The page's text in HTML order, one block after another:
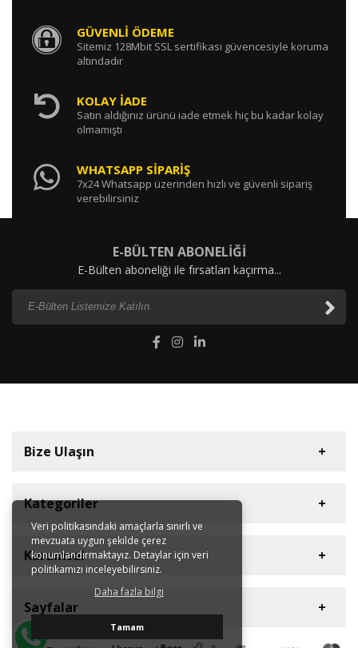
Veri politikasındaki amaçlarla sınırlı ve
mevzuata uygun şekilde çerez
konumlandırmaktayız. Detaylar için veri
politikamızı inceleyebilirsiniz.
Daha fazla bilgi
Tamam
GÜVENLİ ÖDEME
Sitemiz 128Mbit SSL sertifikası güvencesiyle koruma
altındadır
KOLAY İADE
Satın aldığınız ürünü iade etmek hiç bu kadar kolay
olmamıştı
WHATSAPP SİPARİŞ
7x24 Whatsapp üzerinden hızlı ve güvenli sipariş
verebilirsiniz
E-BÜLTEN ABONELİĞİ
E-Bülten aboneliği ile fırsatları kaçırma...
Bize Ulaşın
Müşteri Hizmetleri
+90 212 613 41 42
E-Posta Adresi
info@hugepump.com
Kategoriler
Diyaframlı Pompalar
Dişli Pompalar
Plastik Asit Pompaları
Dozaj Pompaları
Blower
Kurumsal
Sertifikalar
Kataloglar
Sayfalar